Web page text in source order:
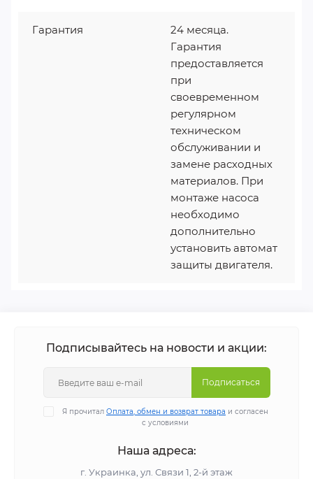
Гарантия
24 месяца.
Гарантия
предоставляется
при
своевременном
регулярном
техническом
обслуживании и
замене расходных
материалов. При
монтаже насоса
необходимо
дополнительно
установить автомат
защиты двигателя.
Подписывайтесь на новости и акции:
Подписаться
Я прочитал Оплата, обмен и возврат товара и согласен
с условиями
Наша адреса:
г. Украинка, ул. Связи 1, 2-й этаж